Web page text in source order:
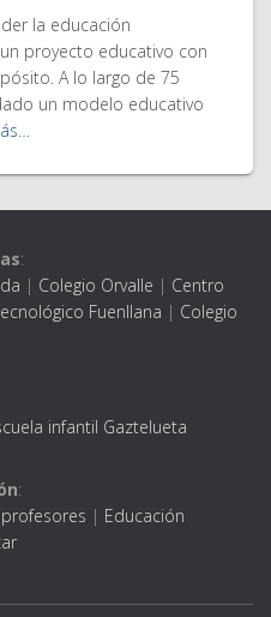
la educación
proyecto educativo con
A lo largo de 75
un modelo educativo
:
| Colegio Orvalle | Centro
Fuenllana | Colegio
infantil Gaztelueta
:
| Educación